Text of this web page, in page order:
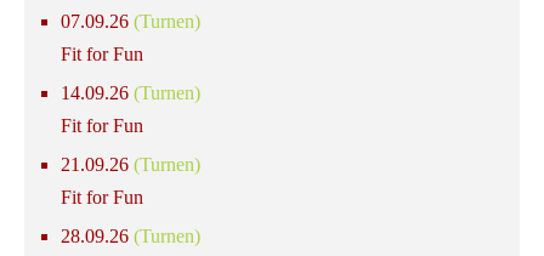
07.09.26 (Turnen)
Fit for Fun
14.09.26 (Turnen)
Fit for Fun
21.09.26 (Turnen)
Fit for Fun
28.09.26 (Turnen)